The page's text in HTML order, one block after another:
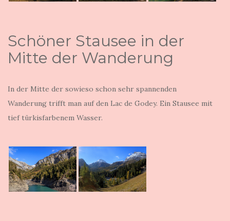
Schöner Stausee in der
Mitte der Wanderung
In der Mitte der sowieso schon sehr spannenden
Wanderung trifft man auf den Lac de Godey. Ein Stausee mit
tief türkisfarbenem Wasser.